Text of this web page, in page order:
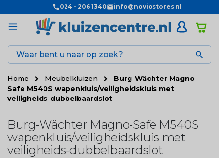
024 - 206 1340 info@noviostores.nl

Home Meubelkluizen
Burg-Wächter Magno-
Safe M540S wapenkluis/veiligheidskluis met
veiligheids-dubbelbaardslot
Burg-Wächter Magno-Safe M540S
wapenkluis/veiligheidskluis met
veiligheids-dubbelbaardslot